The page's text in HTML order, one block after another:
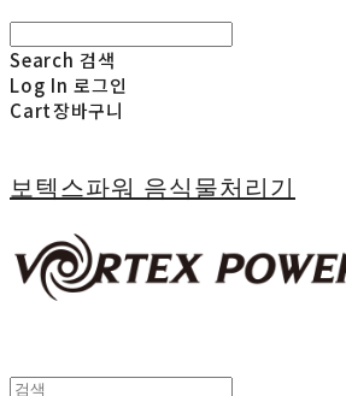
Search 검색
Log In 로그인
Cart장바구니
보텍스파워 음식물처리기